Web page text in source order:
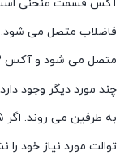
آکس قسمت منحنی است
متصل می شود و آکس P (
چند مورد دیگر وجود
به طرفین می روند.
توالت مورد نیاز خود